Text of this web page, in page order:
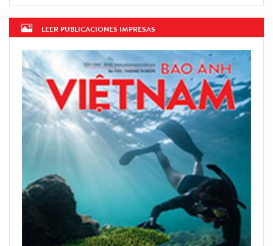
Fortalecen intercambio comercial
entre Vietnam y Argentina
LEER PUBLICACIONES IMPRESAS